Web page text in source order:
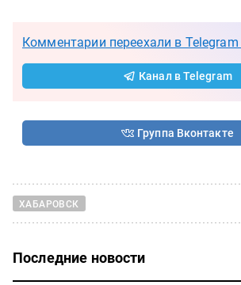
Комментарии переехали в
Канал в Telegram
Группа Вконтакте
ХАБАРОВСК
Последние новости